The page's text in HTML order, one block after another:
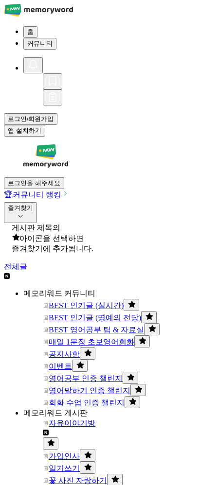
홈
커뮤니티
로그인/회원가입
앱 설치하기
로그인을 해주세요
🏆커뮤니티 랭킹
즐겨찾기
게시판 제목의
아이콘을 선택하면
즐겨찾기에 추가됩니다.
전체글
메모리워드 커뮤니티
BEST 인기글 (실시간)
BEST 인기글 (명예의 전당)
BEST 영어공부 팁 & 자료실
매일 1문장 초보영어회화
공지사항
이벤트
영어공부 인증 챌린지
영어말하기 인증 챌린지
회화 수업 인증 챌린지
메모리워드 게시판
자유이야기방
가입인사
일기쓰기
꽃 사진 자랑하기